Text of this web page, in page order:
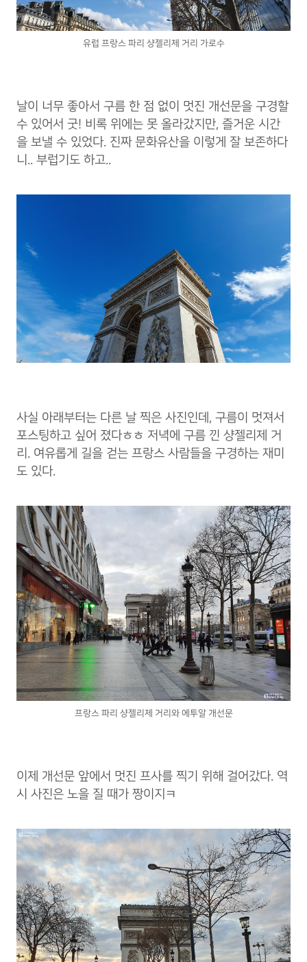
유럽 프랑스 파리 샹젤리제 거리 가로수
날이 너무 좋아서 구름 한 점 없이 멋진 개선문을 구경할
수 있어서 굿! 비록 위에는 못 올라갔지만, 즐거운 시간
을 보낼 수 있었다. 진짜 문화유산을 이렇게 잘 보존하다
니.. 부럽기도 하고..
사실 아래부터는 다른 날 찍은 사진인데, 구름이 멋져서
포스팅하고 싶어 졌다ㅎㅎ 저녁에 구름 낀 샹젤리제 거
리. 여유롭게 길을 걷는 프랑스 사람들을 구경하는 재미
도 있다.
프랑스 파리 샹젤리제 거리와 에투알 개선문
이제 개선문 앞에서 멋진 프사를 찍기 위해 걸어갔다. 역
시 사진은 노을 질 때가 짱이지ㅋ